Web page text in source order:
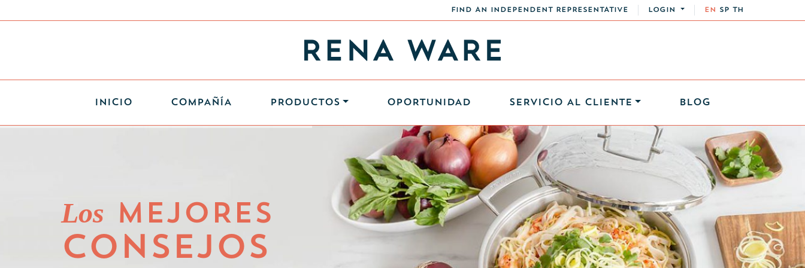
FIND AN INDEPENDENT REPRESENTATIVE LOGIN EN SP TH
INICIO COMPAÑÍA PRODUCTOS OPORTUNIDAD SERVICIO AL CLIENTE BLOG
Los MEJORES
CONSEJOS